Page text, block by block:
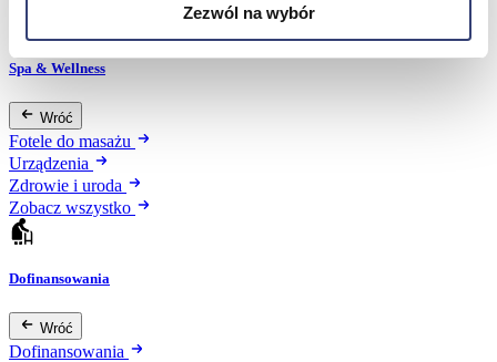
Zezwól na wybór
Spa & Wellness
Wróć
Fotele do masażu
Urządzenia
Zdrowie i uroda
Zobacz wszystko
Dofinansowania
Wróć
Dofinansowania